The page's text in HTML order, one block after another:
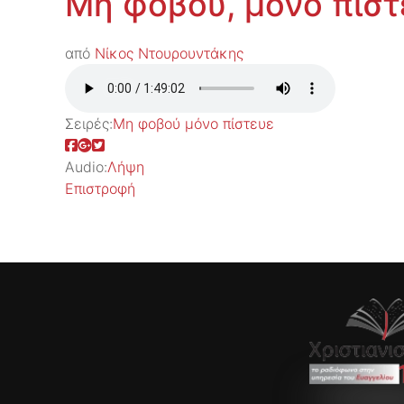
από Νίκος Ντουρουντάκης
Σειρές:Μη φοβού μόνο πίστευε
Audio:Λήψη
Επιστροφή